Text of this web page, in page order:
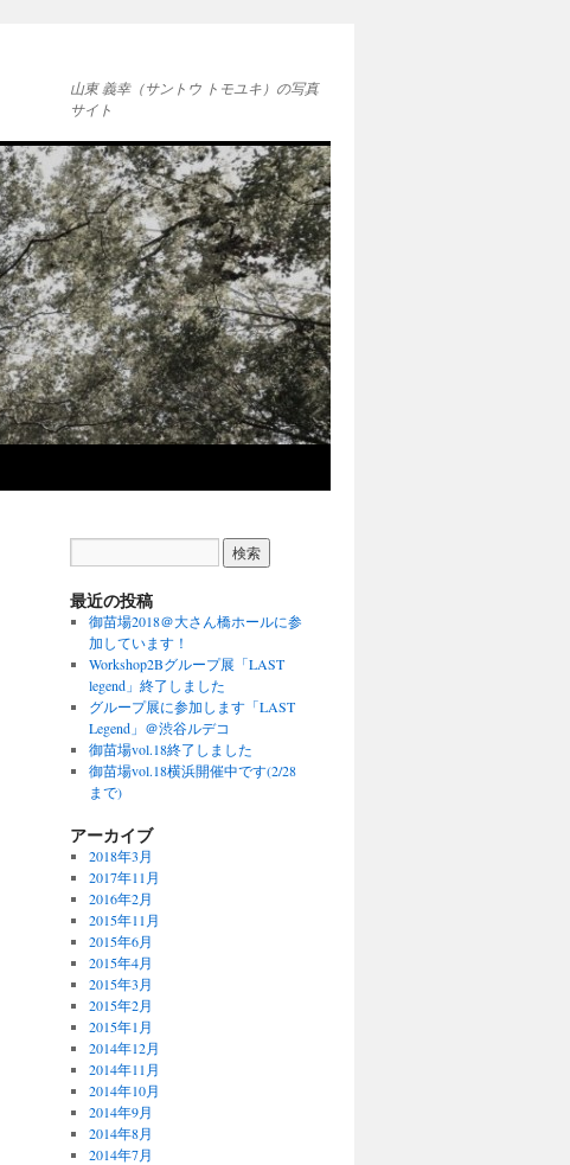
山東 義幸（サントウ トモユキ）の写真
サイト
最近の投稿
御苗場2018＠大さん橋ホールに参
加しています！
Workshop2Bグループ展「LAST
legend」終了しました
グループ展に参加します「LAST
Legend」＠渋谷ルデコ
御苗場vol.18終了しました
御苗場vol.18横浜開催中です(2/28
まで)
アーカイブ
2018年3月
2017年11月
2016年2月
2015年11月
2015年6月
2015年4月
2015年3月
2015年2月
2015年1月
2014年12月
2014年11月
2014年10月
2014年9月
2014年8月
2014年7月